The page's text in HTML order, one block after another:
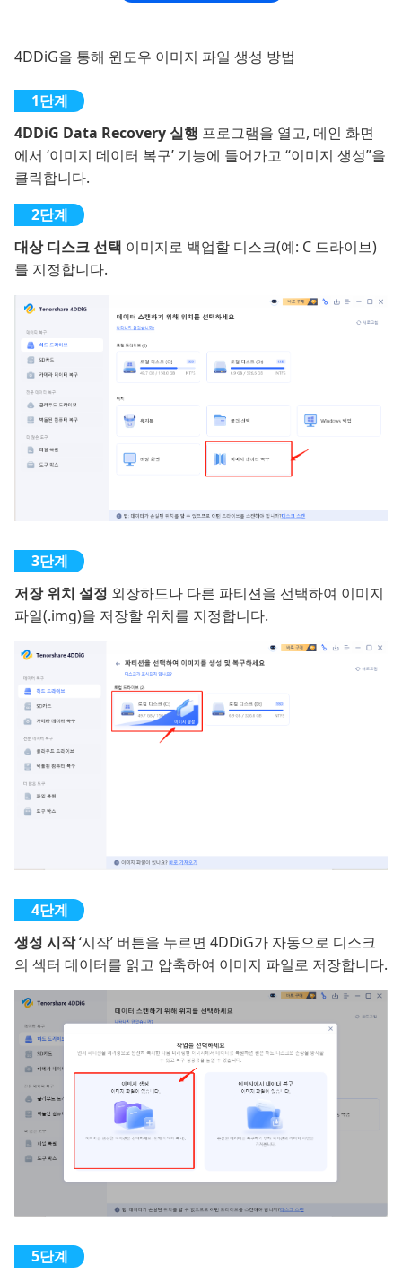
4DDiG을 통해 윈도우 이미지 파일 생성 방법
4DDiG Data Recovery 실행 프로그램을 열고, 메인 화면
에서 ‘이미지 데이터 복구’ 기능에 들어가고 “이미지 생성”을
클릭합니다.
대상 디스크 선택 이미지로 백업할 디스크(예: C 드라이브)
를 지정합니다.
저장 위치 설정 외장하드나 다른 파티션을 선택하여 이미지
파일(.img)을 저장할 위치를 지정합니다.
생성 시작‘시작’ 버튼을 누르면 4DDiG가 자동으로 디스크
의 섹터 데이터를 읽고 압축하여 이미지 파일로 저장합니다.